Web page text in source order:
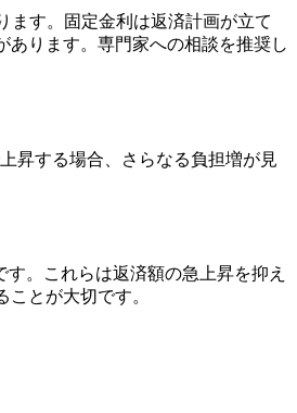
ます。固定金利は返済計画が立て
ります。専門家への相談を推奨し
昇する場合、さらなる負担増が見
。これらは返済額の急上昇を抑え
とが大切です。